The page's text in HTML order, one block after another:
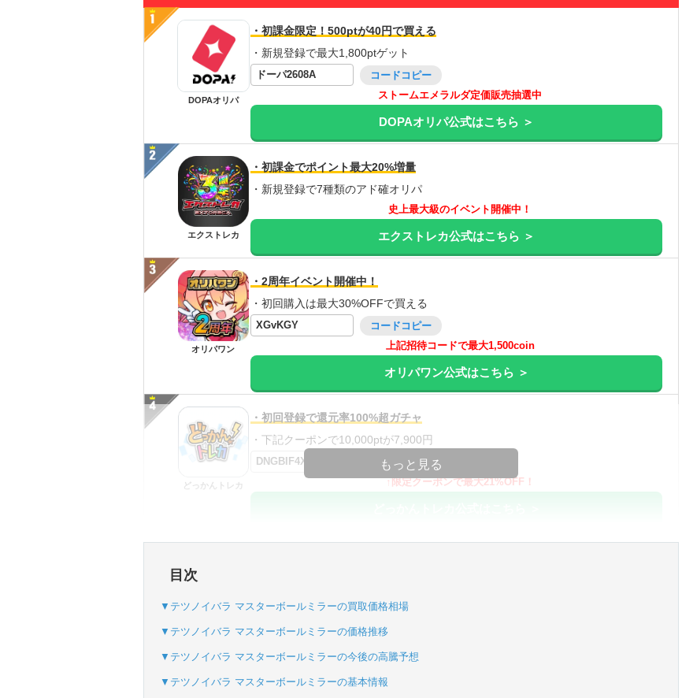
DOPAオリパ
・初課金限定！500ptが40円で買える
・新規登録で最大1,800ptゲット
ドーパ2608A
コードコピー
ストームエメラルダ定価販売抽選中
DOPAオリパ公式はこちら ＞
エクストレカ
・初課金でポイント最大20%増量
・新規登録で7種類のアド確オリパ
史上最大級のイベント開催中！
エクストレカ公式はこちら ＞
オリパワン
・2周年イベント開催中！
・初回購入は最大30%OFFで買える
XGvKGY
コードコピー
上記招待コードで最大1,500coin
オリパワン公式はこちら ＞
どっかんトレカ
・初回登録で還元率100%超ガチャ
・下記クーポンで10,000ptが7,900円
DNGBIF4X
コードコピー
↑限定クーポンで最大21%OFF！
・atone・ペイディ対応！
もっと見る
目次
▼テツノイバラ マスターボールミラーの買取価格相場
▼テツノイバラ マスターボールミラーの価格推移
▼テツノイバラ マスターボールミラーの今後の高騰予想
▼テツノイバラ マスターボールミラーの基本情報